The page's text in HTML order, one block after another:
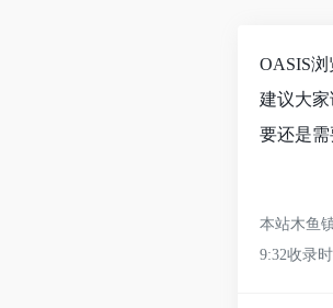
OASIS
建议大
要还是
本站木鱼
9:32收录